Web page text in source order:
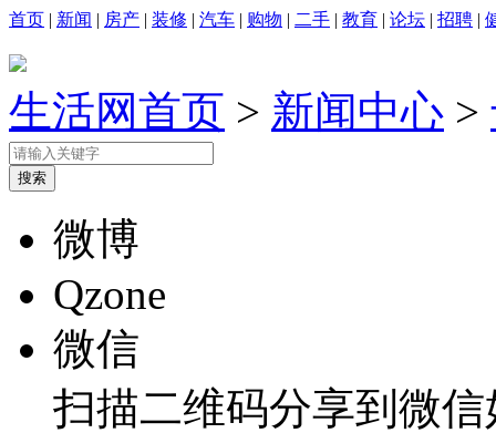
首页 | 新闻 | 房产 | 装修 | 汽车 | 购物 | 二手 | 教育 | 论坛 | 招聘 |
生活网首页 > 新闻中心 >
微博
Qzone
微信
扫描二维码分享到微